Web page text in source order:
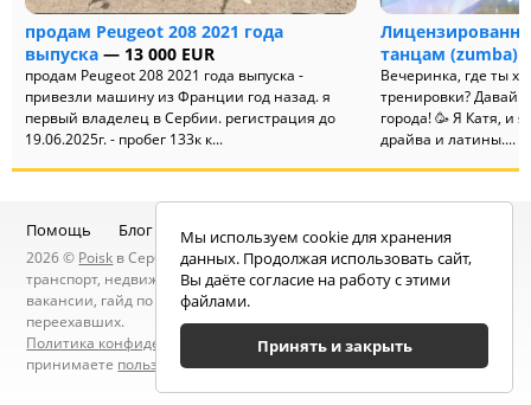
продам Peugeot 208 2021 года
выпуска— 13 000 EUR
продам Peugeot 208 2021 года выпуска -
привезли машину из Франции год назад. я
первый владелец в Сербии. регистрация до
19.06.2025г. - пробег 133к к...
танцам (zumba)
Вечеринка, где ты
тренировки? Давай
города! 🥳 Я Катя, и
драйва и латины....
Помощь Блог Telegram-канал Чат
2026 © Poisk в Сербии — услуги специалистов, объявления:
транспорт, недвижимость, электроника, мебель, работа и
вакансии, гайд по Сербии, статьи, новости, посты людей, карта
переехавших.
Политика конфиденциальности
. Находясь на сайте вы
принимаете пользовательское соглашение.
Мы используем cookie для хранения
данных. Продолжая использовать сайт,
Вы даёте согласие на работу с этими
файлами.
Принять и закрыть